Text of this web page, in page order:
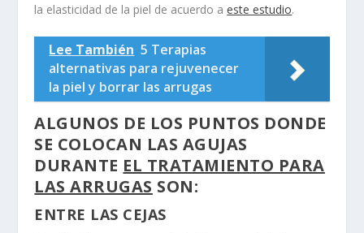
la elasticidad de la piel de acuerdo aeste estudio.
Lee También 5 Terapias
alternativas para rejuvenecer
la piel y borrar las arrugas
ALGUNOS DE LOS PUNTOS DONDE
SE COLOCAN LAS AGUJAS
DURANTE EL TRATAMIENTO PARA
LAS ARRUGAS SON:
ENTRE LAS CEJAS